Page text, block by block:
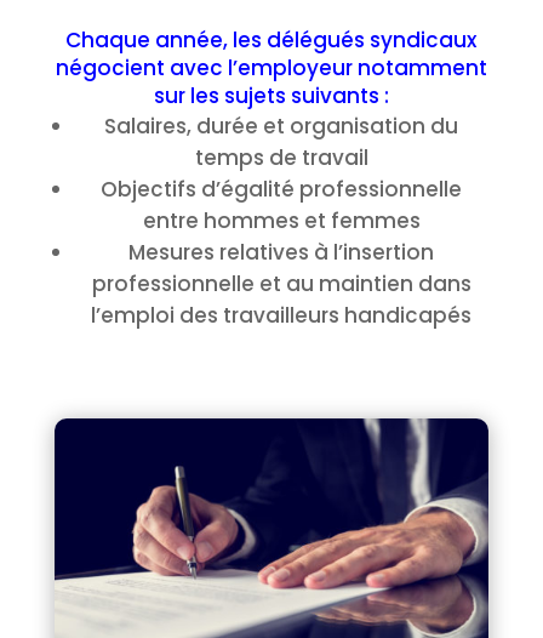
Chaque année, les délégués syndicaux
négocient avec l’employeur notamment
sur les sujets suivants :
Salaires, durée et organisation du
temps de travail
Objectifs d’égalité professionnelle
entre hommes et femmes
Mesures relatives à l’insertion
professionnelle et au maintien dans
l’emploi des travailleurs handicapés